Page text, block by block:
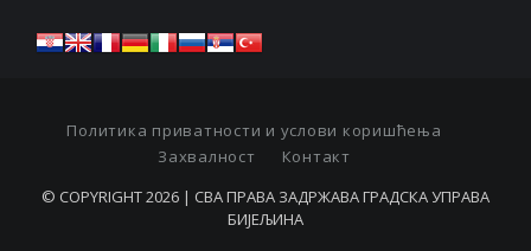
Политика приватности и услови коришћења
Захвалност
Контакт
© COPYRIGHT 2026 | СВА ПРАВА ЗАДРЖАВА ГРАДСКА УПРАВА
БИЈЕЉИНА